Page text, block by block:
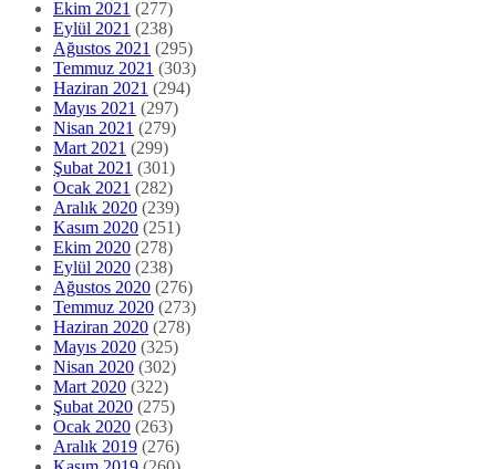
Ocak 2021 (282)
Aralık 2020(239)
Kasım 2020(251)
Ekim 2020(278)
Eylül 2020(238)
Ağustos 2020(276)
Temmuz 2020(273)
Haziran 2020(278)
Mayıs 2020(325)
Nisan 2020(302)
Mart 2020(322)
Şubat 2020(275)
Ocak 2020 (263)
Aralık 2019(276)
Kasım 2019(260)
Ekim 2019(257)
Eylül 2019(269)
Ağustos 2019(321)
Temmuz 2019(308)
Haziran 2019(258)
Mayıs 2019(261)
Nisan 2019(197)
Mart 2019(268)